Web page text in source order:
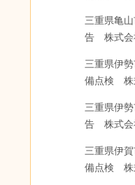
三重県亀
告 株式会
三重県伊
備点検 株
三重県伊
告 株式会
三重県伊
備点検 株